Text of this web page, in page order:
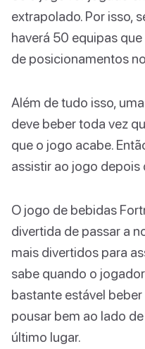
extrapolado. Por isso,
haverá 50 equipas
de posicionamentos
Além de tudo isso,
deve beber toda vez
que o jogo acabe.
assistir ao jogo depois
O jogo de bebidas
divertida de passar a
mais divertidos para
sabe quando o
bastante estável
pousar bem ao lado
último lugar.